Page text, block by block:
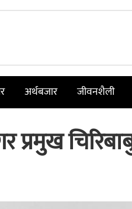
अर्थबजार जीवनशैली
प्रमुख